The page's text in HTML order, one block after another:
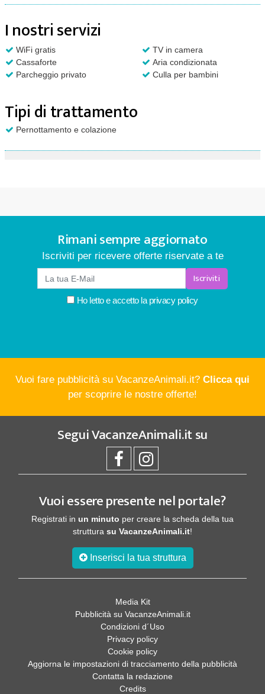
I nostri servizi
WiFi gratis
TV in camera
Cassaforte
Aria condizionata
Parcheggio privato
Culla per bambini
Tipi di trattamento
Pernottamento e colazione
Rimani sempre aggiornato
Iscriviti per ricevere offerte riservate a te
Iscriviti
Ho letto e accetto la privacy policy
Vuoi fare pubblicità su VacanzeAnimali.it? Clicca qui
per scoprire le nostre offerte!
SeguiVacanzeAnimali.itsu
Vuoi essere presente nel portale?
Registrati in un minuto per creare la scheda della tua
struttura su VacanzeAnimali.it!
Inserisci la tua struttura
Media Kit
Pubblicità su VacanzeAnimali.it
Condizioni d´Uso
Privacy policy
Cookie policy
Aggiorna le impostazioni di tracciamento della pubblicità
Contatta la redazione
Credits